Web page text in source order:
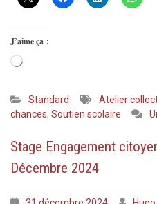
J’aime ça :
Chargement…
Standard Atelier
chances, Soutien scolaire
Stage Engagement
Décembre 2024